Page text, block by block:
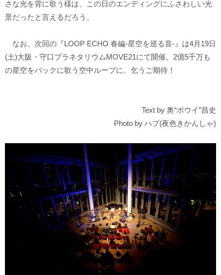
さな光を背に歌う様は、この日のエンディングにふさわしい光
景だったと言えるだろう。
なお、次回の『LOOP ECHO 春編-星空を巡る音-』は4月19日
(土)大阪・守口プラネタリウムMOVE21にて開催。2億5千万も
の星空をバックに歌う空中ループに、乞うご期待！
Text by 奥“ボウイ”昌史
Photo by ハブ(夜色きかんしゃ)